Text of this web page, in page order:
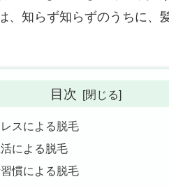
、知らず知らずのうちに、
目次
スによる脱毛
による脱毛
慣による脱毛